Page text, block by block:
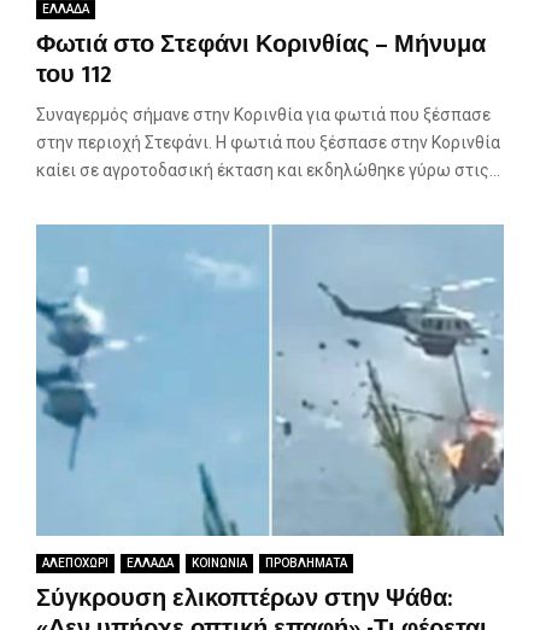
ΕΛΛΑΔΑ
Φωτιά στο Στεφάνι Κορινθίας – Μήνυμα
του 112
Συναγερμός σήμανε στην Κορινθία για φωτιά που ξέσπασε
στην περιοχή Στεφάνι. Η φωτιά που ξέσπασε στην Κορινθία
καίει σε αγροτοδασική έκταση και εκδηλώθηκε γύρω στις...
ΑΛΕΠΟΧΩΡΙ ΕΛΛΑΔΑ ΚΟΙΝΩΝΙΑ ΠΡΟΒΛΗΜΑΤΑ
Σύγκρουση ελικοπτέρων στην Ψάθα: